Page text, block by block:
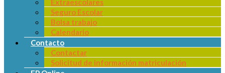
Extraescolares
Seguro Escolar
Bolsa trabajo
Calendario
Contacto
Contactar
Solicitud de información matriculación